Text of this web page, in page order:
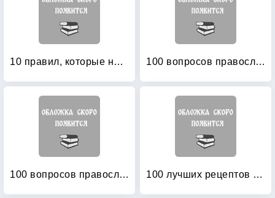
10 правил, которые необходимо знать при посещении храма 100 вопросов православному психотерапевту
100 вопросов православному психотерапевту 100 лучших рецептов для православного поста